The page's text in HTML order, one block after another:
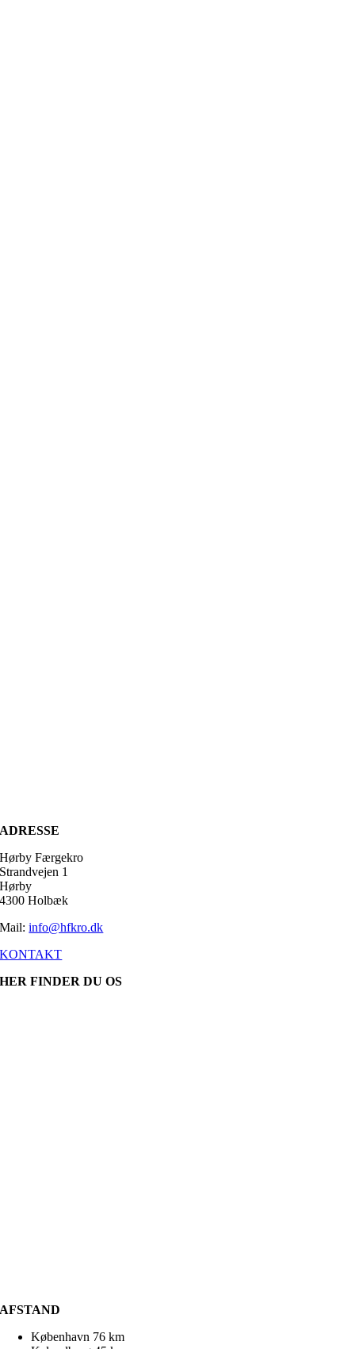
ADRESSE
Hørby Færgekro
Strandvejen 1
Hørby
4300 Holbæk
Mail:info@hfkro.dk
KONTAKT
HER FINDER DU OS
AFSTAND
København 76 km